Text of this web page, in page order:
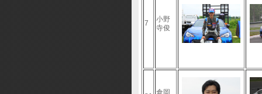
7
小野
寺俊